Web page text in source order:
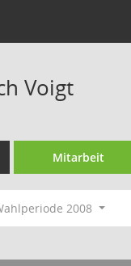
Voigt
Mitarbeit
2008